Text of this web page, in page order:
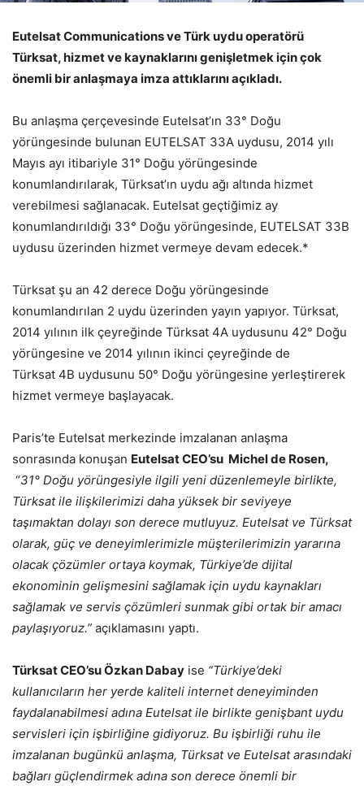
Eutelsat Communications ve Türk uydu operatörü
Türksat, hizmet ve kaynaklarını genişletmek için çok
önemli bir anlaşmaya imza attıklarını açıkladı.
Bu anlaşma çerçevesinde Eutelsat’ın 33° Doğu
yörüngesinde bulunan EUTELSAT 33A uydusu, 2014 yılı
Mayıs ayı itibariyle 31° Doğu yörüngesinde
konumlandırılarak, Türksat’ın uydu ağı altında hizmet
verebilmesi sağlanacak. Eutelsat geçtiğimiz ay
konumlandırıldığı 33° Doğu yörüngesinde, EUTELSAT 33B
uydusu üzerinden hizmet vermeye devam edecek.*
Türksat şu an 42 derece Doğu yörüngesinde
konumlandırılan 2 uydu üzerinden yayın yapıyor. Türksat,
2014 yılının ilk çeyreğinde Türksat 4A uydusunu 42° Doğu
yörüngesine ve 2014 yılının ikinci çeyreğinde de
Türksat 4B uydusunu 50° Doğu yörüngesine yerleştirerek
hizmet vermeye başlayacak.
Paris’te Eutelsat merkezinde imzalanan anlaşma
sonrasında konuşan Eutelsat CEO’su Michel de Rosen,
“31° Doğu yörüngesiyle ilgili yeni düzenlemeyle birlikte,
Türksat ile ilişkilerimizi daha yüksek bir seviyeye
taşımaktan dolayı son derece mutluyuz. Eutelsat ve Türksat
olarak, güç ve deneyimlerimizle müşterilerimizin yararına
olacak çözümler ortaya koymak, Türkiye’de dijital
ekonominin gelişmesini sağlamak için uydu kaynakları
sağlamak ve servis çözümleri sunmak gibi ortak bir amacı
paylaşıyoruz.” açıklamasını yaptı.
Türksat CEO’su Özkan Dabay ise “Türkiye’deki
kullanıcıların her yerde kaliteli internet deneyiminden
faydalanabilmesi adına Eutelsat ile birlikte genişbant uydu
servisleri için işbirliğine gidiyoruz. Bu işbirliği ruhu ile
imzalanan bugünkü anlaşma, Türksat ve Eutelsat arasındaki
bağları güçlendirmek adına son derece önemli bir